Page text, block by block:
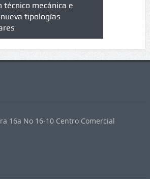
técnico mecánica e
tipologías
16a No 16-10 Centro Comercial